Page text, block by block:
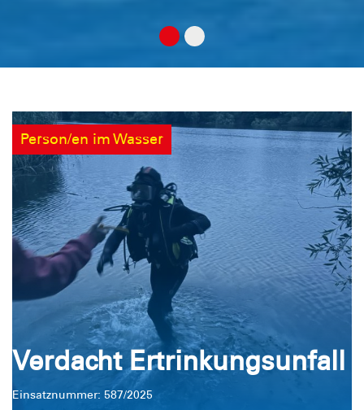
Person/en im Wasser
Verdacht Ertrinkungsunfall
Einsatznummer: 587/2025